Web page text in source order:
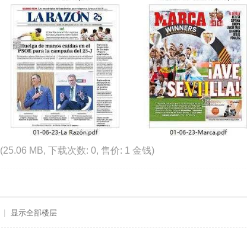
(25.06 MB, 下载次数: 0, 售价: 1 金钱)
显示全部楼层